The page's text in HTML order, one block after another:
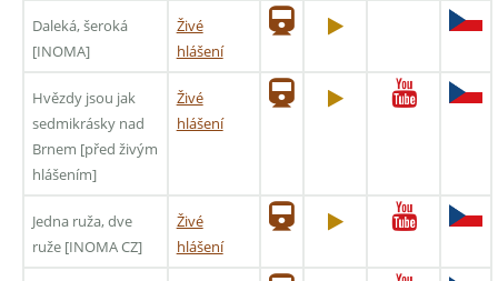
Daleká, šeroká
[INOMA]
Živé
hlášení
Hvězdy jsou jak
sedmikrásky nad
Brnem [před živým
hlášením]
Živé
hlášení
Jedna ruža, dve
ruže [INOMA CZ]
Živé
hlášení